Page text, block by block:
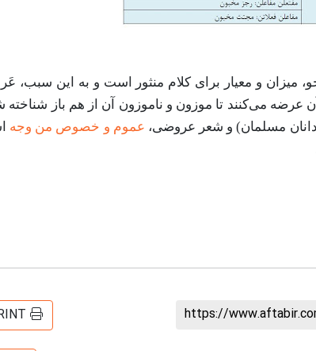
میزان و معیار برای کلام منثور است و به این سبب،
می‌کنند تا موزون و ناموزون آن از هم باز شناخته
مسلمان) و شعر عروضی، عموم و خصوص من وجه
https://